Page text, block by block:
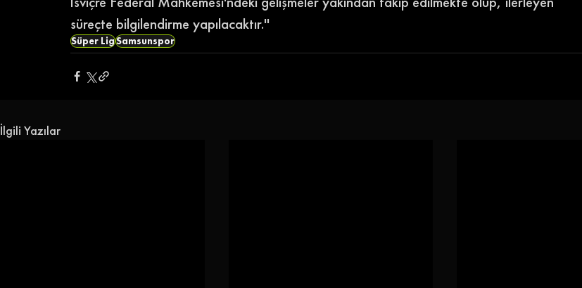
süreçte bilgilendirme yapılacaktır.''
Süper LigSamsunspor
İlgili Yazılar